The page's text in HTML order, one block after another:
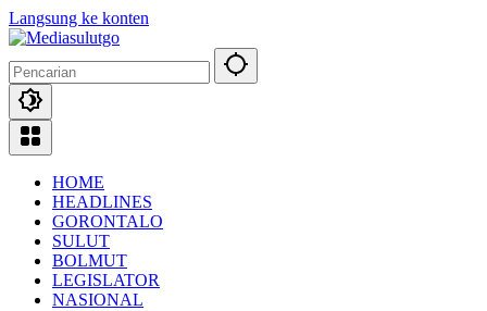
Langsung ke konten
HOME
HEADLINES
GORONTALO
SULUT
BOLMUT
LEGISLATOR
NASIONAL